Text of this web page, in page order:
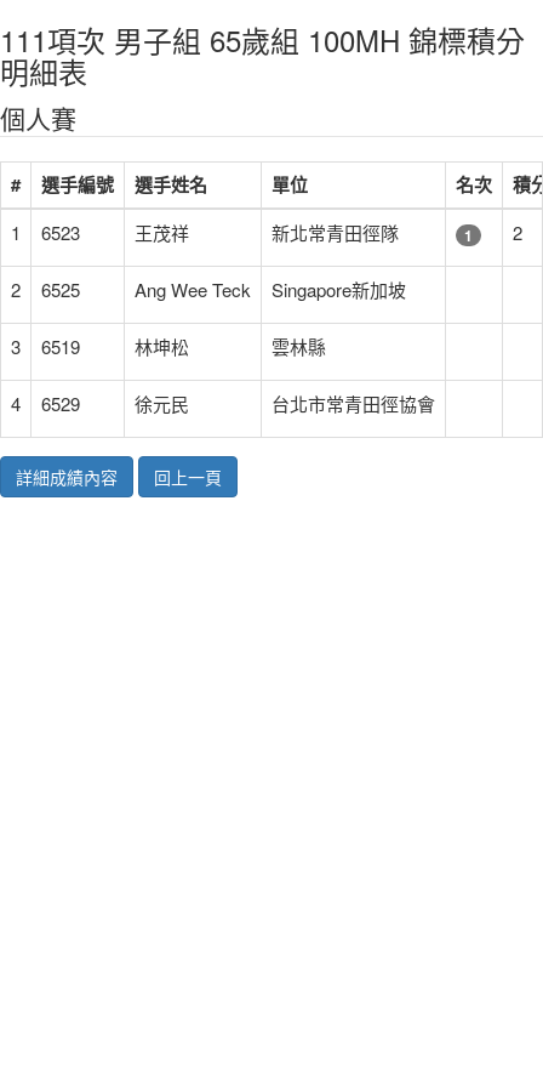
111項次 男子組 65歲組 100MH 錦標積分
明細表
個人賽
# 選手編號 選手姓名 單位 名次 積
1 6523 王茂祥 新北常青田徑隊 1 2
2 6525 Ang Wee Teck Singapore新加坡
3 6519 林坤松 雲林縣
4 6529 徐元民 台北市常青田徑協會
詳細成績內容